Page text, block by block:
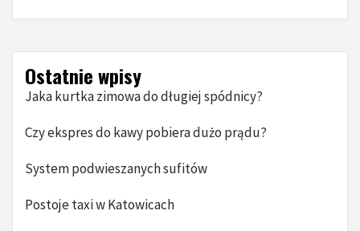
Ostatnie wpisy
Jaka kurtka zimowa do długiej spódnicy?
Czy ekspres do kawy pobiera dużo prądu?
System podwieszanych sufitów
Postoje taxi w Katowicach